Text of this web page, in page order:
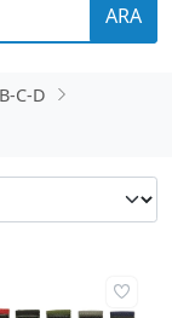
ARA
C-D